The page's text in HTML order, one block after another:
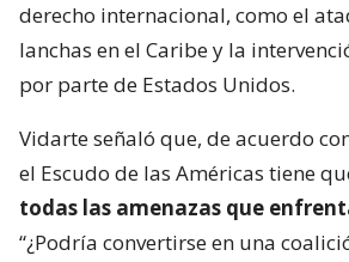
derecho internacional, como el
lanchas en el Caribe y la
por parte de Estados Unidos.
Vidarte señaló que, de acuerdo
el Escudo de las Américas tiene
todas las amenazas que
“¿Podría convertirse en una